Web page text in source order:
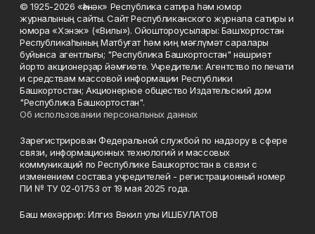
© 1925-2026 «Һәнәк» Республика сатира һәм юмор
журналының сайты. Сайт Республиканского журнала сатиры и
юмора «Хэнэк» («Вилы»). Ойоштороусылары: Башҡортостан
Республикаһының Матбуғат һәм киң мәғлүмәт саралары
буйынса агентлығы; "Республика Башкортостан" нәшриәт
йорто акционерҙар йәмғиәте. Учредители: Агентство по печати
и средствам массовой информации Республики
Башкортостан; Акционерное общество Издательский дом
"Республика Башкортостан".
Об использовании персональных данных
Зарегистрирован Федеральной службой по надзору в сфере
связи, информационных технологий и массовых
коммуникаций по Республике Башкортостан в связи с
изменением состава учредителей - регистрационный номер
ПИ № ТУ 02-01753 от 19 мая 2025 года.
Баш мөхәррир: Илгиз Вәкил улы ИШБУЛАТОВ